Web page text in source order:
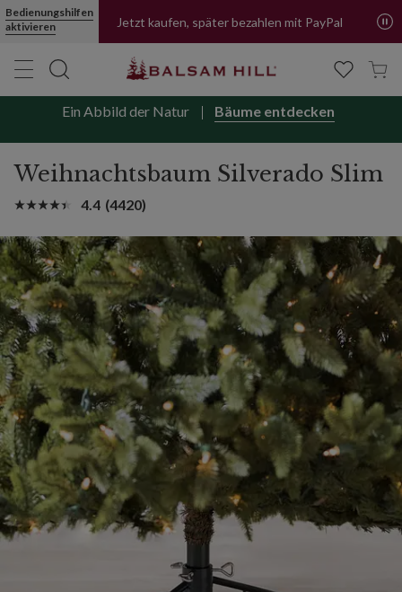
Bedienungshilfen
aktivieren
Jetzt kaufen, später bezahlen mit PayPal
Ein Abbild der Natur Bäume entdecken
Weihnachtsbaum Silverado Slim
4.4 (4420)